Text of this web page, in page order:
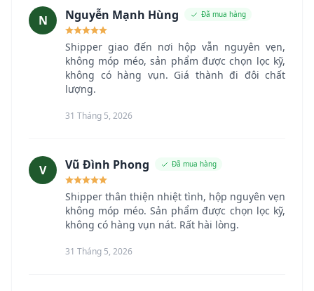
N Nguyễn Mạnh Hùng Đã mua hàng
Shipper giao đến nơi hộp vẫn nguyên vẹn,
không móp méo, sản phẩm được chọn lọc kỹ,
không có hàng vụn. Giá thành đi đôi chất
lượng.
31 Tháng 5, 2026
V Vũ Đình Phong Đã mua hàng
Shipper thân thiện nhiệt tình, hộp nguyên vẹn
không móp méo. Sản phẩm được chọn lọc kỹ,
không có hàng vụn nát. Rất hài lòng.
31 Tháng 5, 2026